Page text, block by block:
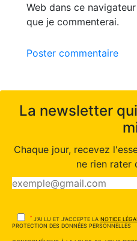
Web dans ce
que je commenterai.
Poster commentaire
La newsletter
Chaque jour, recevez
ne rien rater
* J'AI LU ET J'ACCEPTE LA NOTICE
PROTECTION DES DONNÉES PERSONNELLES